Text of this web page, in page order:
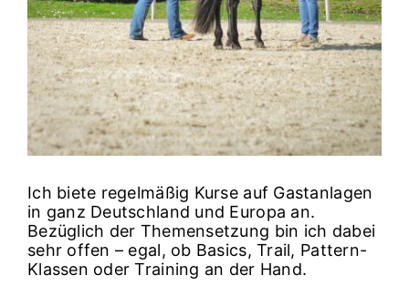
Ich biete regelmäßig Kurse auf Gastanlagen
in ganz Deutschland und Europa an.
Bezüglich der Themensetzung bin ich dabei
sehr offen – egal, ob Basics, Trail, Pattern-
Klassen oder Training an der Hand.